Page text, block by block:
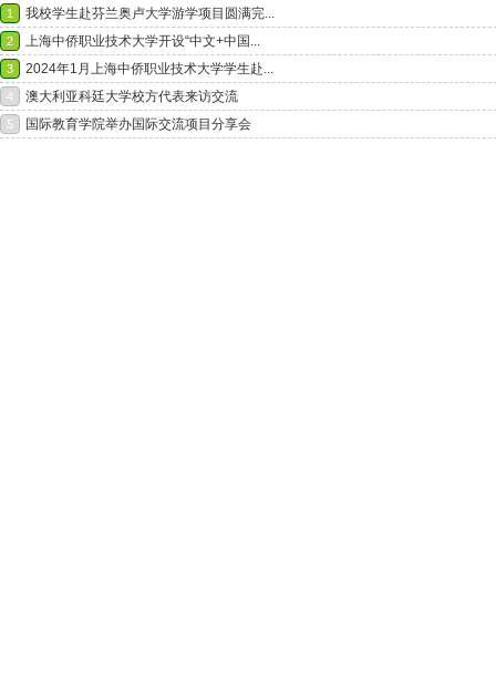
1 我校学生赴芬兰奥卢大学游学项目圆满完...
2 上海中侨职业技术大学开设“中文+中国...
3 2024年1月上海中侨职业技术大学学生赴...
4 澳大利亚科廷大学校方代表来访交流
5 国际教育学院举办国际交流项目分享会